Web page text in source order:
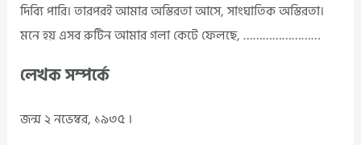
দিব্যি পারি। তারপরই আমার অস্তিরতা আসে, সাংঘাতিক অস্তিরতা।
মনে হয় এসব রুটিন আমার গলা কেটে ফেলছে, ……………………
লেখক সম্পর্কে
জন্ম ২ নভেম্বর, ১৯৩৫ ।